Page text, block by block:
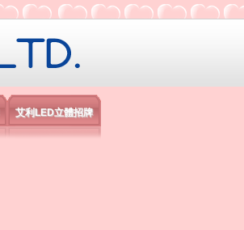
艾利LED立體招牌